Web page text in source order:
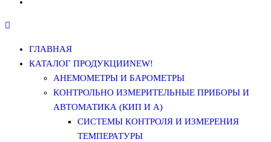
ГЛАВНАЯ
КАТАЛОГ ПРОДУКЦИИNEW!
АНЕМОМЕТРЫ И БАРОМЕТРЫ
КОНТРОЛЬНО ИЗМЕРИТЕЛЬНЫЕ ПРИБОРЫ И
АВТОМАТИКА (КИП И А)
СИСТЕМЫ КОНТРОЛЯ И ИЗМЕРЕНИЯ
ТЕМПЕРАТУРЫ